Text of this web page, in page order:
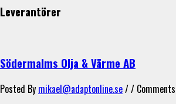
Leverantörer
Södermalms Olja & Värme AB
Posted By mikael@adaptonline.se/ /